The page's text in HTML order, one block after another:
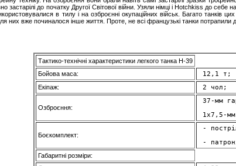
застарілі до початку Другої Світової війни. Узяли німці і Hotchkiss до
в тилу і на озброєнні окупаційних військ. Багато танків цих
них вже починалося інше життя. Проте, не всі французькі танки потрапили
Tактико-технічні характеристики легкого танка H-39
Бойова маса:
12,1 т;
Екіпаж: 2 чол;
Озброєння:
37-мм
1x7,5-
Боєкомплект:
-
-
Габаритні розміри: